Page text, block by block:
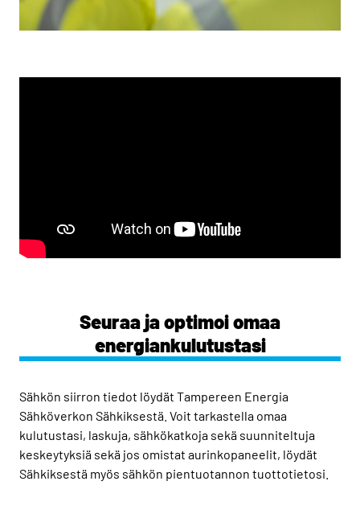
Seuraa ja optimoi omaa
energiankulutustasi
Sähkön siirron tiedot löydät Tampereen Energia
Sähköverkon Sähkiksestä. Voit tarkastella omaa
kulutustasi, laskuja, sähkökatkoja sekä suunniteltuja
keskeytyksiä sekä jos omistat aurinkopaneelit, löydät
Sähkiksestä myös sähkön pientuotannon tuottotietosi.